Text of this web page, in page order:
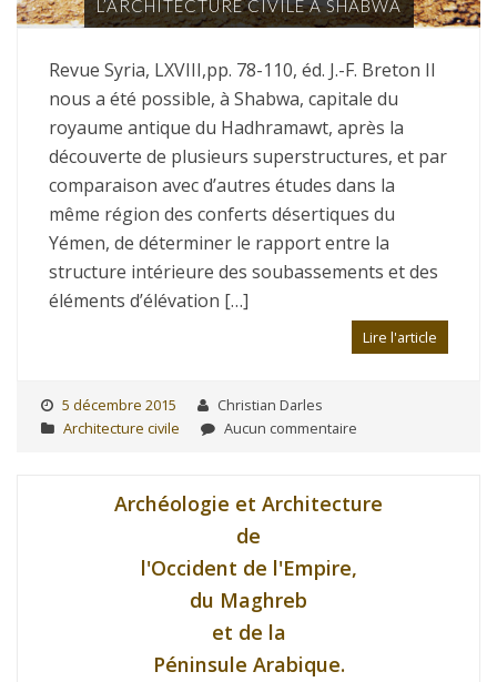
L’ARCHITECTURE CIVILE À SHABWA
Revue Syria, LXVIII,pp. 78-110, éd. J.-F. Breton Il
nous a été possible, à Shabwa, capitale du
royaume antique du Hadhramawt, après la
découverte de plusieurs superstructures, et par
comparaison avec d’autres études dans la
même région des conferts désertiques du
Yémen, de déterminer le rapport entre la
structure intérieure des soubassements et des
éléments d’élévation […]
Lire l'article
5 décembre 2015
Christian Darles
Architecture civile
Aucun commentaire
Archéologie et Architecture
de
l'Occident de l'Empire,
du Maghreb
et de la
Péninsule Arabique.